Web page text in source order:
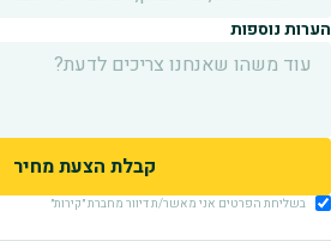
הערות נוספות
בשליחת הפרטים אני מאשר/ת דיוור מחברת ״קירות״